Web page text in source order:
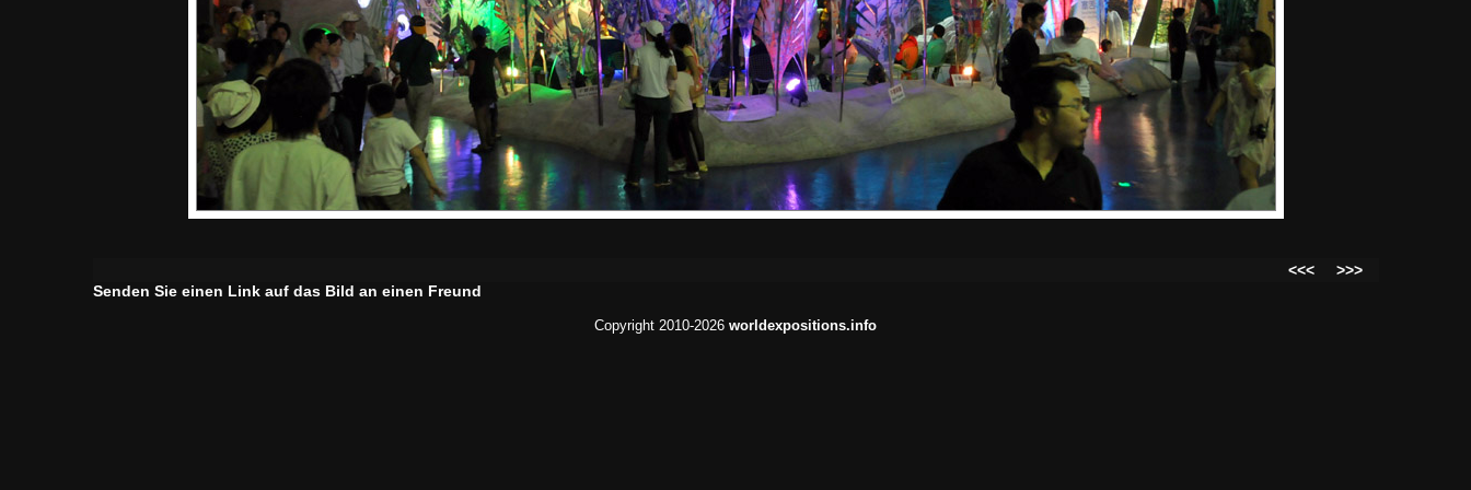
<<<
>>>
Senden Sie einen Link auf das Bild an einen Freund
Copyright 2010-2026 worldexpositions.info